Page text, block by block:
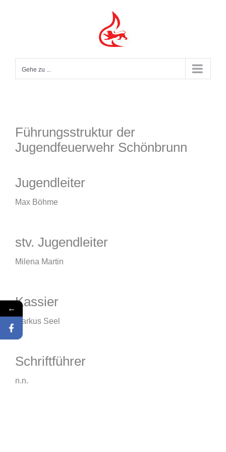
Gehe zu ...
Führungsstruktur der
Jugendfeuerwehr Schönbrunn
Jugendleiter
Max Böhme
stv. Jugendleiter
Milena Martin
Kassier
Markus Seel
Schriftführer
n.n.
←